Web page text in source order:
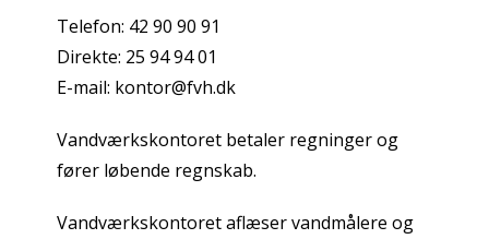
Telefon: 42 90 90 91
Direkte: 25 94 94 01
E-mail: kontor@fvh.dk
Vandværkskontoret betaler regninger og
fører løbende regnskab.
Vandværkskontoret aflæser vandmålere og